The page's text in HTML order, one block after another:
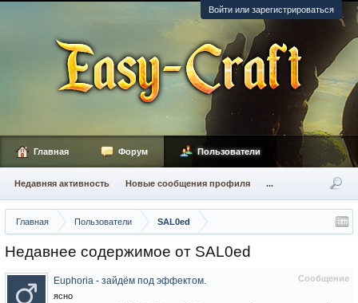
Войти или зарегистрироваться
Главная Пользователи SAL0ed
Недавнее содержимое от SAL0ed
Сообщение
Euphoria - зайдём под эффектом.
ясно
Главная Форум Пользователи
Недавняя активность Новые сообщения профиля ...